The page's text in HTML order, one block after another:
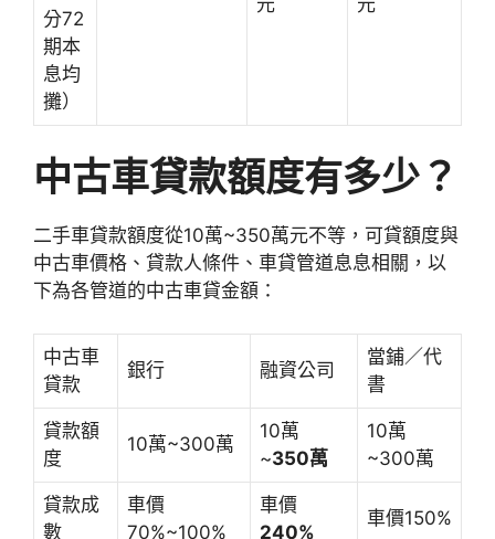
分72
期本
息均
攤）
中古車貸款額度有多少？
二手車貸款額度從10萬~350萬元不等，可貸額度與
中古車價格、貸款人條件、車貸管道息息相關，以
下為各管道的中古車貸金額：
中古車
貸款
銀行 融資公司
當鋪／代
書
貸款額
度
10萬~300萬
10萬
~350萬
10萬
~300萬
貸款成
數
車價
70%~100%
車價
240%
車價150%